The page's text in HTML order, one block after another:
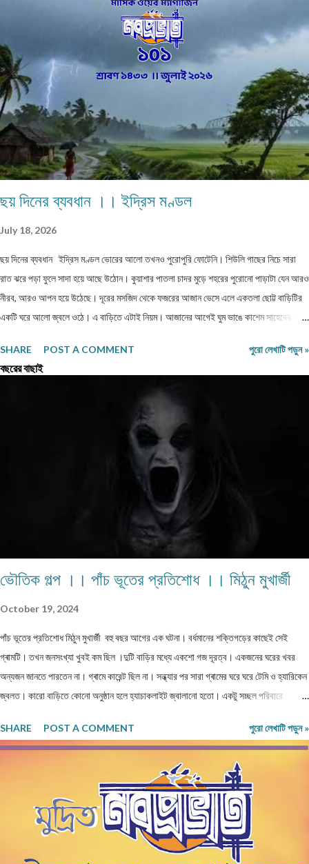
সেক্ষেত্রে উক্ত বিষয়টির পরিষেবা দানকারী মানুষদের প্রতিবন্ধকতার সম্মুখীন হওয়া অস্বাভাবিক নয়।
এক কালে গাঁয়ে কত ধরনের পেশার মানুষদের চোখে পোড়তো। কোন পেশা ছিল সম্বৎসরের,আবার কোন
পেশা এককালীন। সব পেশার লোকেরাই কত নিষ্ঠা ভরে গাঁয়ে তাদের পরিষেবা দিত। বিনিময়ে সামান্য আয়
হত তাদের। আর সেই আয়টুকুই ছিল তাদের সংসার নির্বাহের একমাত্র উপায়। কালে কালান্তরে সেই সব
পেশা,সেই সব সমাজবন্ধুরা হারিয়ে গ্যাছে। শুধুমাত্র তারা বেঁচে আছে অগ্রজের গল্পকথায়,আর বিভিন...
ছয় দিনের ব্যবধান ।। ইদ্রিস মণ্ডল
July 18, 2026
ছয় দিনের ব্যবধান ইদ্রিস মণ্ডল ভোরের আলো তখনও পুরোপুরি ফোটেনি। শিউলি গাছের নিচে সারা
রাত ঝরে পড়া ফুলে সাদা হয়ে আছে উঠোন। কুয়াশার পাতলা চাদর মুড়ে শহরের পুরোনো পাড়াটা যেন আরও
নীরব, আরও আপন হয়ে উঠেছে। দূরের মসজিদ থেকে ফজরের আজান ভেসে এলে একতলা ছোট্ট বাড়িটির
একটি ঘরে আলো জ্বলে ওঠে। এ বাড়িতে এটাই নিয়ম। আজানের আগেই ঘুম ভাঙে কাশেম সাহেবের।
বসেন, পাশে ঘুমিয়ে থাকা স্ত্রী মিরা বেগমের দিকে একবার তাকান। ঘুমের ভেতরেও মিরা বেগমের মুখে
অদ্ভুত এক প্রশান্তি লেগে থাকে। এত বছর একসঙ্গে থাকার পর মানুষটিকে আর নতুন করে দেখার কিছু
নেই, তবু প্রতিদিন ভোরে তাঁর মনে হয়—এই মানুষটিই তাঁর জীবনের সবচেয়ে বড় প্রাপ্তি। ওজু সেরে
নামাজ পড়ে তিনি বারান্দায় এসে বসেন। শীতের বাতাসে তুলসীপাতার গন্ধ মিশে আছে। একটু পরেই মিরা
বেগম দু'কাপ ধোঁয়া ওঠা চা নিয়ে এসে পাশে বসেন। — "চায়ে চিনি কম দিয়েছি। ডাক্তার তো বারবার
নিষেধ করেছেন।" কাশেম সাহেব কাপ হাতে নিয়ে হেসে বললেন, — "ডাক্তার যতটা নিষেধ করেন, তুমি তার
SHARE POST A COMMENT পুরো লেখাটি পড়ুন »
বছরের বাছাই
ভৌতিক গল্প ।। পাঁচ ভূতের প্রতিশোধ ।। মিঠুন মুখার্জী
October 19, 2024
পাঁচ ভূতের প্রতিশোধ মিঠুন মুখার্জী বহু বছর আগের এক ঘটনা। বর্ধমানের শক্তিগড়ের কাছেই সেই
গ্ৰামটি। তখন জনসংখ্যা খুবই কম ছিল ।দুটি বাড়ির মধ্যে একশো গজ দূরত্ব। একজনের ঘরের খবর
অন্যজন জানতে পারতেন না। গ্ৰামে কারেন্ট ছিল না। সন্ধ্যার পর সারা গ্ৰামের ঘরে ঘরে টেমি ও হ্যারিকেন
জ্বলত। কারো বাড়িতে কোনো অনুষ্ঠান হলে হ্যাচাকলাইট জ্বালানো হতো। একটু সচ্ছল পরিবারে
পাওয়া যেত না। ঐ গ্ৰাম থেকে বাজারের দূরত্ব তিন কিলোমিটার হবে। বাজারে সন্ধ্যার পর জেনারেটরের
লাইন ভাড়া নিয়ে সকলে লাইট জ্বালাত ও ফ্যান চালাত। বাজারে যাওয়ার সময় একটা বিরাট মাঠ পার হতে
হত। যে মাঠের পুরোটা একজায়গায় দাঁড়িয়ে দেখা যেত না। গ্ৰামের মানুষেরা নিজেদের মধ্যে বলাবলি করত,
সন্ধ্যার পর এই মাঠে ভূতেদের আখরা বসে। তারা অনেকেই রাত্রি বেলা ওই মাঠে ভূতেদের দাঁড়িয়ে কখনো
বসে জটলা পাকাতে দেখেছে। এই মাঠের উত্তর দিকে একটি বিশাল তেঁতুল গাছ ছিল। এই গাছ থেকেই
ভূতেরা মাঠে নেমে আসত নিজেদের মধ্যে বিভিন্ন বিষয় নিয়ে আলোচনা করার জন্য। তাদের আলোচনার
SHARE POST A COMMENT পুরো লেখাটি পড়ুন »